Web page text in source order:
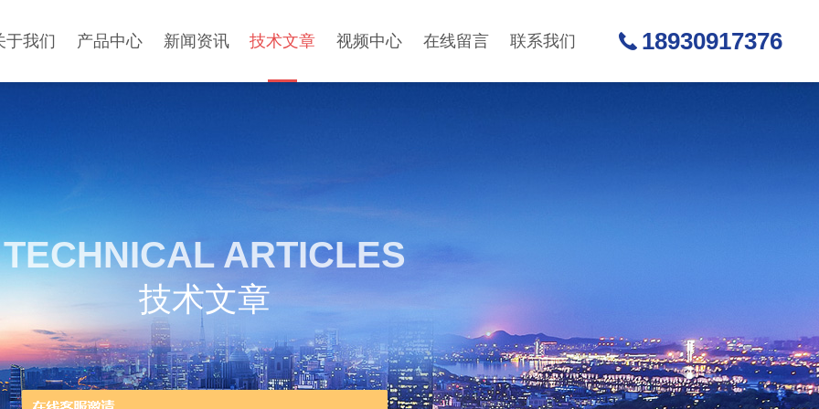
于我们 产品中心 新闻资讯 技术文章 视频中心 在线留言 联系我们 18930917376
TECHNICAL ARTICLES
技术文章